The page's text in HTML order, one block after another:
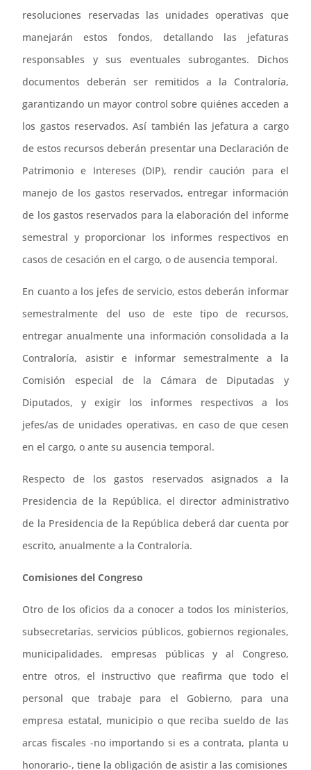
resoluciones reservadas las unidades operativas que
manejarán estos fondos, detallando las jefaturas
responsables y sus eventuales subrogantes. Dichos
documentos deberán ser remitidos a la Contraloría,
garantizando un mayor control sobre quiénes acceden a
los gastos reservados. Así también las jefatura a cargo
de estos recursos deberán presentar una Declaración de
Patrimonio e Intereses (DIP), rendir caución para el
manejo de los gastos reservados, entregar información
de los gastos reservados para la elaboración del informe
semestral y proporcionar los informes respectivos en
casos de cesación en el cargo, o de ausencia temporal.
En cuanto a los jefes de servicio, estos deberán informar
semestralmente del uso de este tipo de recursos,
entregar anualmente una información consolidada a la
Contraloría, asistir e informar semestralmente a la
Comisión especial de la Cámara de Diputadas y
Diputados, y exigir los informes respectivos a los
jefes/as de unidades operativas, en caso de que cesen
en el cargo, o ante su ausencia temporal.
Respecto de los gastos reservados asignados a la
Presidencia de la República, el director administrativo
de la Presidencia de la República deberá dar cuenta por
escrito, anualmente a la Contraloría.
Comisiones del Congreso
Otro de los oficios da a conocer a todos los ministerios,
subsecretarías, servicios públicos, gobiernos regionales,
municipalidades, empresas públicas y al Congreso,
entre otros, el instructivo que reafirma que todo el
personal que trabaje para el Gobierno, para una
empresa estatal, municipio o que reciba sueldo de las
arcas fiscales -no importando si es a contrata, planta u
honorario-, tiene la obligación de asistir a las comisiones